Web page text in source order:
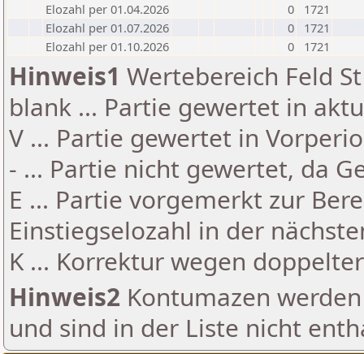
Elozahl per 01.04.2026
0
1721
Elozahl per 01.07.2026
0
1721
Elozahl per 01.10.2026
0 1721
Hinweis1 Wertebereich Feld
blank ... Partie gewertet in
V ... Partie gewertet in
- ... Partie nicht gewertet, da
E ... Partie vorgemerkt zur
Einstiegselozahl in der
K ... Korrektur wegen
Hinweis2 Kontumazen
und sind in der Liste nicht